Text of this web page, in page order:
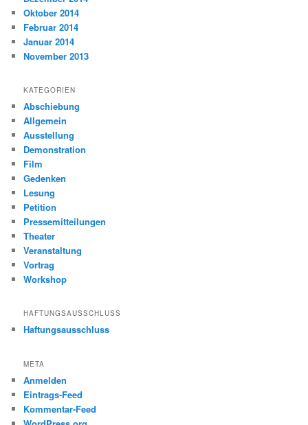
Oktober 2014
Februar 2014
Januar 2014
November 2013
KATEGORIEN
Abschiebung
Allgemein
Ausstellung
Demonstration
Film
Gedenken
Lesung
Petition
Pressemitteilungen
Theater
Veranstaltung
Vortrag
Workshop
HAFTUNGSAUSSCHLUSS
Haftungsausschluss
META
Anmelden
Eintrags-Feed
Kommentar-Feed